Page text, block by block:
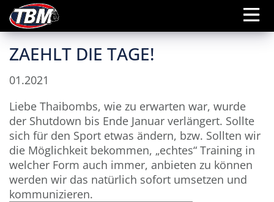
ZAEHLT DIE TAGE!
01.2021
Liebe Thaibombs, wie zu erwarten war, wurde
der Shutdown bis Ende Januar verlängert. Sollte
sich für den Sport etwas ändern, bzw. Sollten wir
die Möglichkeit bekommen, „echtes“ Training in
welcher Form auch immer, anbieten zu können
werden wir das natürlich sofort umsetzen und
kommunizieren.